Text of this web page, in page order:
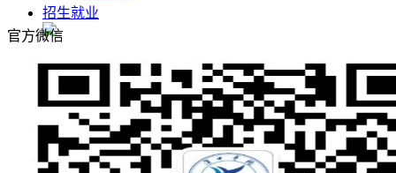
招生就业
敢为人先 实事求是
志存高远 追求卓越
招生网
就业网
领导关怀
官方微信